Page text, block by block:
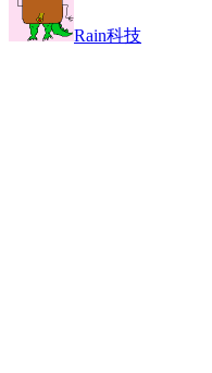
Rain科技